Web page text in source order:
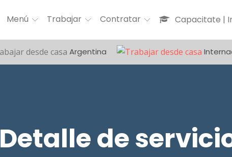
Menú Trabajar Contratar Capacitate |
Argentina
Detalle de